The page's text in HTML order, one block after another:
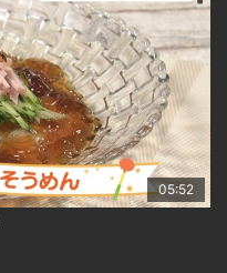
05:52